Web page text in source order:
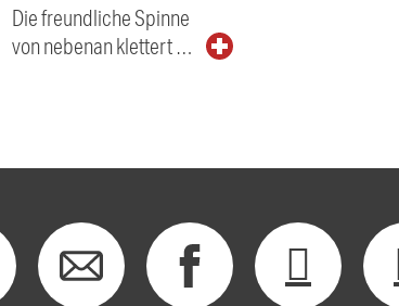
Die freundliche Spinne
von nebenan klettert …